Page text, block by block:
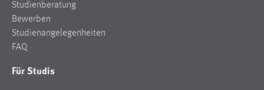
Studienberatung
Bewerben
Studienangelegenheiten
FAQ
Für Studis